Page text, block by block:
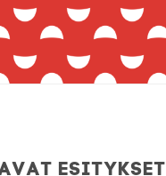
esitykset